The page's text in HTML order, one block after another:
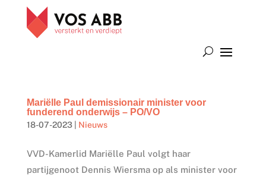
Mariëlle Paul demissionair minister voor
funderend onderwijs – PO/VO
18-07-2023| Nieuws
VVD-Kamerlid Mariëlle Paul volgt haar
partijgenoot Dennis Wiersma op als minister voor